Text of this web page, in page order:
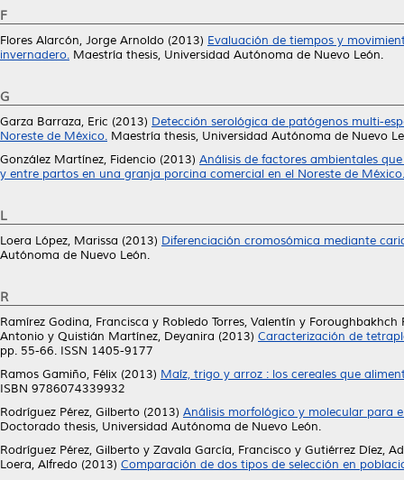
F
Flores Alarcón, Jorge Arnoldo (2013) Evaluación de tiempos y
invernadero. Maestría thesis, Universidad Autónoma de Nuevo León.
G
Garza Barraza, Eric (2013) Detección serológica de patógenos multi-
Noreste de México. Maestría thesis, Universidad Autónoma de Nuevo
González Martínez, Fidencio (2013) Análisis de factores ambientales
y entre partos en una granja porcina comercial en el Noreste de México.
L
Loera López, Marissa (2013) Diferenciación cromosómica mediante
Autónoma de Nuevo León.
R
Ramírez Godina, Francisca y Robledo Torres, Valentín y Foroughbakhch
Antonio y Quistián Martínez, Deyanira (2013) Caracterización de
pp. 55-66. ISSN 1405-9177
Ramos Gamiño, Félix (2013) Maíz, trigo y arroz : los cereales que
ISBN 9786074339932
Rodríguez Pérez, Gilberto (2013) Análisis morfológico y molecular para
Doctorado thesis, Universidad Autónoma de Nuevo León.
Rodríguez Pérez, Gilberto y Zavala García, Francisco y Gutiérrez Díez,
Loera, Alfredo (2013) Comparación de dos tipos de selección en